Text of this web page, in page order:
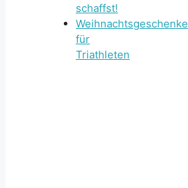
schaffst!
Weihnachtsgeschenke
für
Triathleten